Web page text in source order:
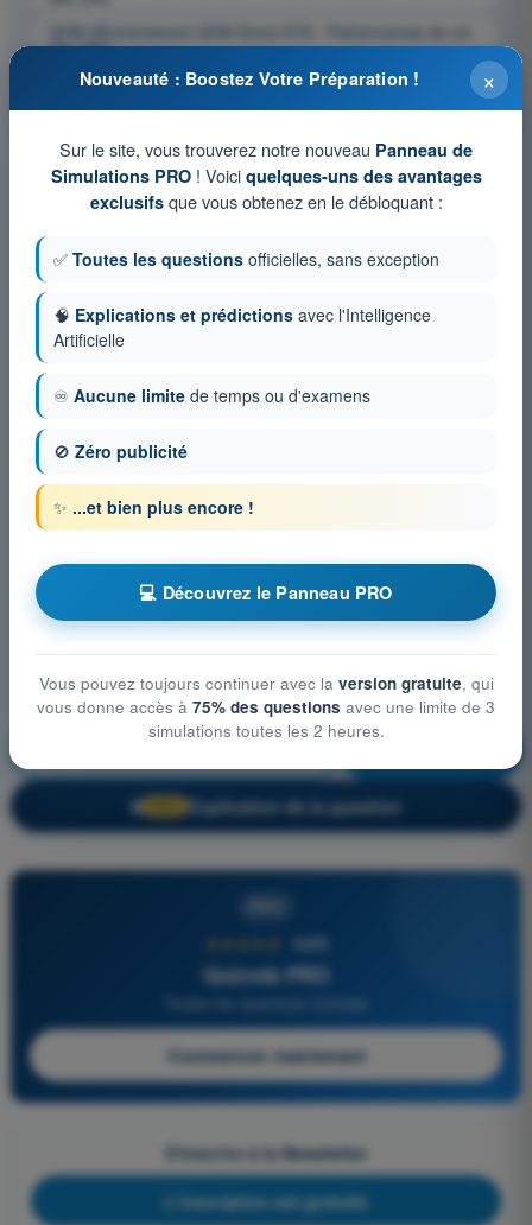
QCM d'Entraînement QCM Drone STS - Performances de vol
des UAS
Examen en PDF QCM Drone STS - Performances de vol des
🔒 Explication de la question
4,6/5
Quizvds PRO
Commencer maintenant
S'inscrire à la Newsletter
L'inscription est gratuite
×
Nouveauté : Boostez Votre Préparation !
Sur le site, vous trouverez notre nouveau Panneau de
Simulations PRO! Voici quelques-uns des avantages
exclusifsque vous obtenez en le débloquant :
✅ Toutes les questions officielles, sans exception
🧠 Explications et prédictions avec l'Intelligence
Artificielle
♾️ Aucune limite de temps ou d'examens
🚫 Zéro publicité
✨ ...et bien plus encore !
💻 Découvrez le Panneau PRO
Vous pouvez toujours continuer avec la version gratuite, qui
vous donne accès à 75% des questions avec une limite de 3
simulations toutes les 2 heures.